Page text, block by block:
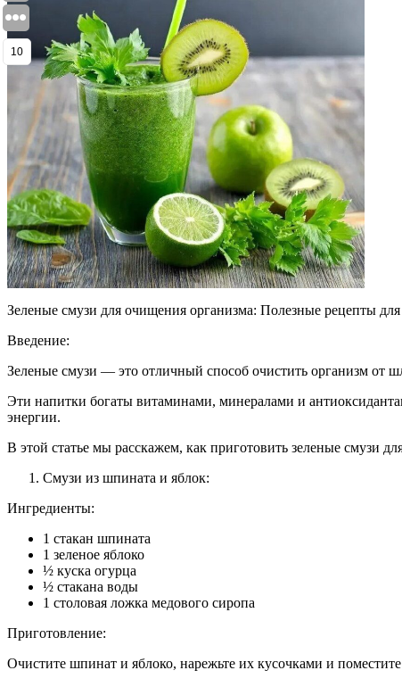
Зеленые смузи для очищения организма: Полезные рецепты для
Введение:
Зеленые смузи — это отличный способ очистить организм от
Эти напитки богаты витаминами, минералами и
энергии.
В этой статье мы расскажем, как приготовить зеленые смузи
Смузи из шпината и яблок:
Ингредиенты:
1 стакан шпината
1 зеленое яблоко
½ куска огурца
½ стакана воды
1 столовая ложка медового сиропа
Приготовление:
Очистите шпинат и яблоко, нарежьте их кусочками и
10